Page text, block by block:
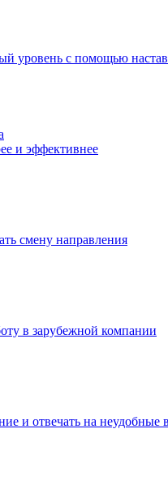
уровень с помощью
и эффективнее
смену направления
в зарубежной компании
и отвечать на неудобные